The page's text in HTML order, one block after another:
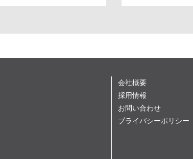
会社概要
採用情報
お問い合わせ
プライバシーポリシー